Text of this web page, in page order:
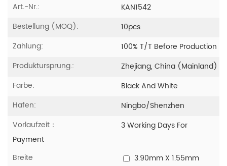
Art.-Nr.:
KAN1542
Bestellung (MOQ):
10pcs
Zahlung:
100% T/T Before Production
Produktursprung.:
Zhejiang, China (Mainland)
Farbe:
Black And White
Hafen:
Ningbo/Shenzhen
Vorlaufzeit：
3 Working Days For
Payment
Breite
3.90mm X 1.55mm